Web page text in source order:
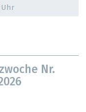
Uhr
Nr.